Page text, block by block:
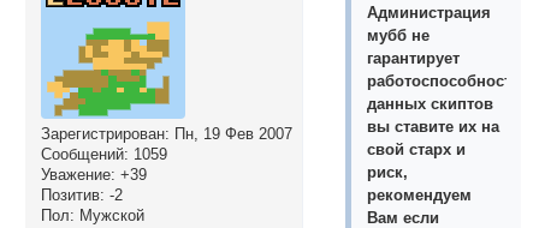
Зарегистрирован: Пн, 19 Фев 2007
Сообщений: 1059
Уважение: +39
Позитив: -2
Пол: Мужской
Администрация
мубб не
гарантирует
работоспособность
данных скиптов
вы ставите их на
свой старх и
риск,
рекомендуем
Вам если